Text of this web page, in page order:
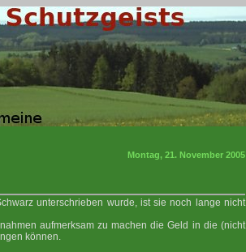
Montag, 21. November 2005
unterschrieben wurde, ist sie noch lange nicht
aufmerksam zu machen die Geld in die (nicht
können.